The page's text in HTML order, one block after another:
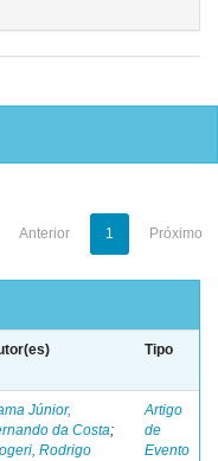
Anterior 1 Próximo
Tipo
Júnior,
da Costa;
Rodrigo
Artigo
de
Evento